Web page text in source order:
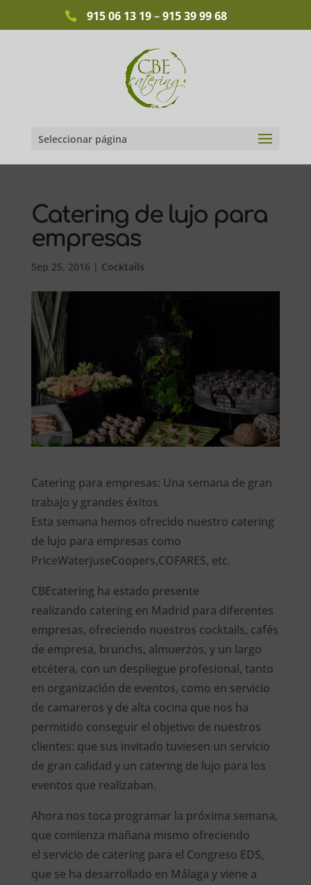
915 06 13 19–915 39 99 68
Seleccionar página
Catering de lujo para
empresas
Sep 25, 2016 | Cocktails
Catering para empresas: Una semana de gran
trabajo y grandes éxitos
Esta semana hemos ofrecido nuestro catering
de lujo para empresas como
PriceWaterjuseCoopers,COFARES, etc.
CBEcatering ha estado presente
realizando catering en Madrid para diferentes
empresas, ofreciendo nuestros cocktails, cafés
de empresa, brunchs, almuerzos, y un largo
etcétera, con un despliegue profesional, tanto
en organización de eventos, como en servicio
de camareros y de alta cocina que nos ha
permitido conseguir el objetivo de nuestros
clientes: que sus invitado tuviesen un servicio
de gran calidad y un catering de lujo para los
eventos que realizaban.
Ahora nos toca programar la próxima semana,
que comienza mañana mismo ofreciendo
el servicio de catering para el Congreso EDS,
que se ha desarrollado en Málaga y viene a